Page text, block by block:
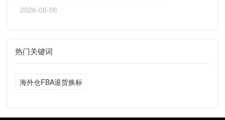
2026-08-06
热门关键词
海外仓FBA退货换标